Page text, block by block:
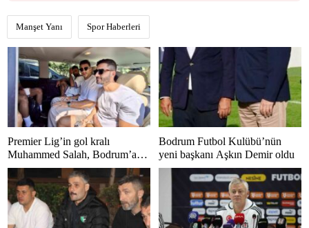
Manşet Yanı Spor Haberleri
Premier Lig’in gol kralı
Muhammed Salah, Bodrum’a
hayran kaldı
Bodrum Futbol Kulübü’nün
yeni başkanı Aşkın Demir oldu